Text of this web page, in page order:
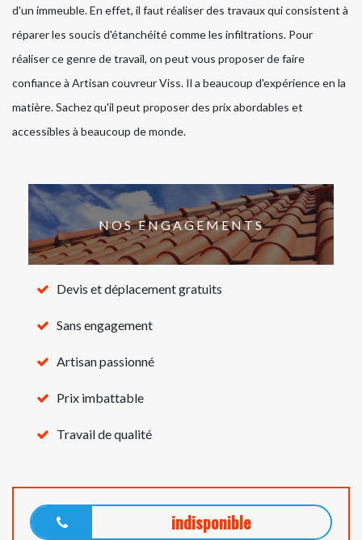
d'un immeuble. En effet, il faut réaliser des travaux qui consistent à
réparer les soucis d'étanchéité comme les infiltrations. Pour
réaliser ce genre de travail, on peut vous proposer de faire
confiance à Artisan couvreur Viss. Il a beaucoup d'expérience en la
matière. Sachez qu'il peut proposer des prix abordables et
accessibles à beaucoup de monde.
NOS ENGAGEMENTS
Devis et déplacement gratuits
Sans engagement
Artisan passionné
Prix imbattable
Travail de qualité
indisponible